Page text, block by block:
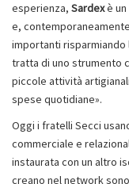
esperienza, Sardexè un
e,
importanti risparmiando
tratta di uno strumento
piccole attività
spese quotidiane».
Oggi i fratelli Secci
commerciale e
instaurata con un altro
creano nel network